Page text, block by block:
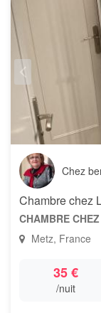
Chez
Chambre chez
CHAMBRE
Metz, France
35 €
/nuit